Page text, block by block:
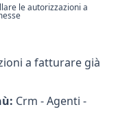
le autorizzazioni a
a fatturare già
Crm - Agenti -